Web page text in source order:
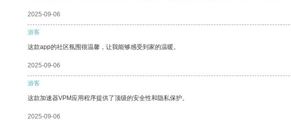
2025-09-06
游客
这款app的社区氛围很温馨，让我能够感受到家的温暖。
2025-09-06
游客
这款加速器VPM应用程序提供了顶级的安全性和隐私保护。
2025-09-06